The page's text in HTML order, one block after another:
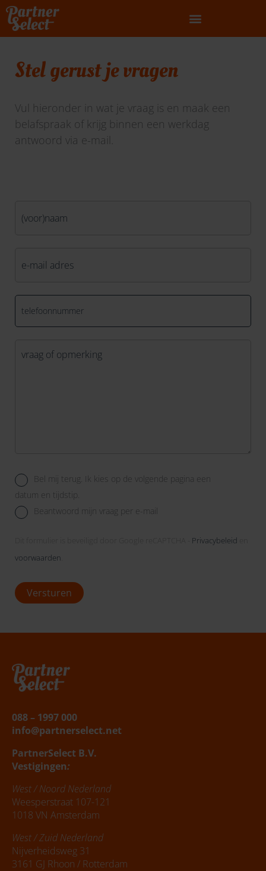
Ga
naar
de
Stel gerust je vragen
Vul hieronder in wat je vraag is en maak een
belafspraak of krijg binnen een werkdag
antwoord via e-mail.
mailadres*
Hoe
wil
je
contact
*
Bel mij terug. Ik kies op de volgende pagina een
datum en tijdstip.
Beantwoord mijn vraag per e-mail
Privacybeleid
voorwaarden
Versturen
088 – 1997 000
info@partnerselect.net
PartnerSelect B.V.
Vestigingen:
West / Noord Nederland
Weesperstraat 107-121
1018 VN Amsterdam
West / Zuid Nederland
Nijverheidsweg 31
3161 GJ Rhoon / Rotterdam